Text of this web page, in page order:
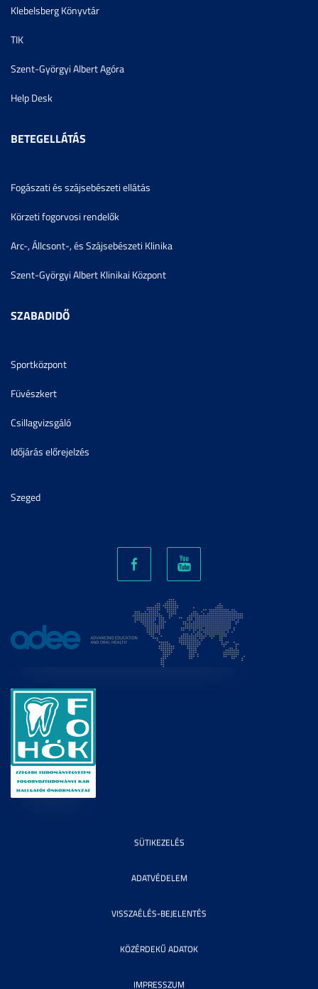
Klebelsberg Könyvtár
TIK
Szent-Györgyi Albert Agóra
Help Desk
BETEGELLÁTÁS
Fogászati és szájsebészeti ellátás
Körzeti fogorvosi rendelők
Arc-, Állcsont-, és Szájsebészeti Klinika
Szent-Györgyi Albert Klinikai Központ
SZABADIDŐ
Sportközpont
Füvészkert
Csillagvizsgáló
Időjárás előrejelzés
Szeged
SÜTIKEZELÉS
ADATVÉDELEM
VISSZAÉLÉS-BEJELENTÉS
KÖZÉRDEKŰ ADATOK
IMPRESSZUM